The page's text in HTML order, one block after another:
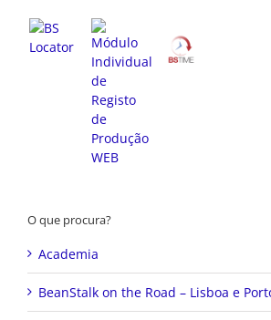
O que procura?
Academia
BeanStalk on the Road – Lisboa e